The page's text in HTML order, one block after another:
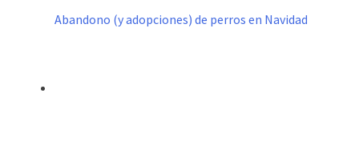
Abandono (y adopciones) de perros en Navidad